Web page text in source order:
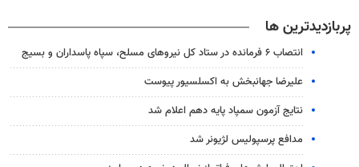
پربازدیدترین ها
انتصاب ۶ فرمانده در ستاد کل نیروهای مسلح، سپاه پاسداران و بسیج
علیرضا جهانبخش به اکسلسیور پیوست
نتایج آزمون سمپاد پایه دهم اعلام شد
مدافع پرسپولیس لژیونر شد